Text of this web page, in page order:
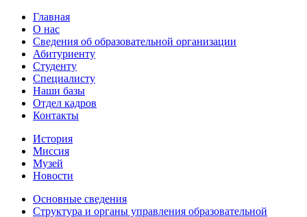
Главная
О нас
Сведения об образовательной организации
Абитуриенту
Студенту
Специалисту
Наши базы
Отдел кадров
Контакты
История
Миссия
Музей
Новости
Основные сведения
Структура и органы управления образовательной